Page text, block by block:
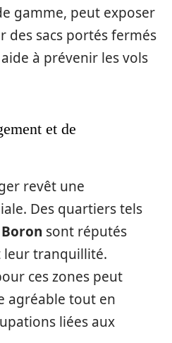
gamme, peut exposer
des sacs portés fermés
à prévenir les vols
et de
revêt une
Des quartiers tels
sont réputés
leur tranquillité.
ces zones peut
agréable tout en
liées aux